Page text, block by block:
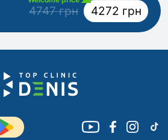
4747 грн 4272 грн